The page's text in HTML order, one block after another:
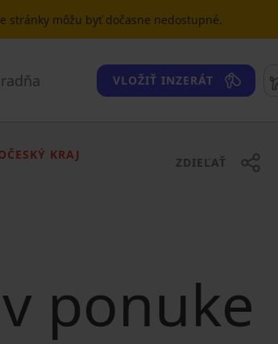
stránky môžu byť dočasne nedostupné.
VLOŽIŤ INZERÁT
KRAJ
ZDIEĽAŤ
ponuke